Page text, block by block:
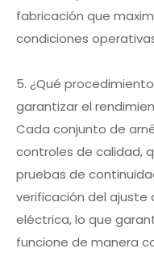
fabricación que
condiciones
5. ¿Qué
garantizar el
Cada conjunto de
controles de calidad,
pruebas de
verificación del ajuste
eléctrica, lo que
funcione de manera